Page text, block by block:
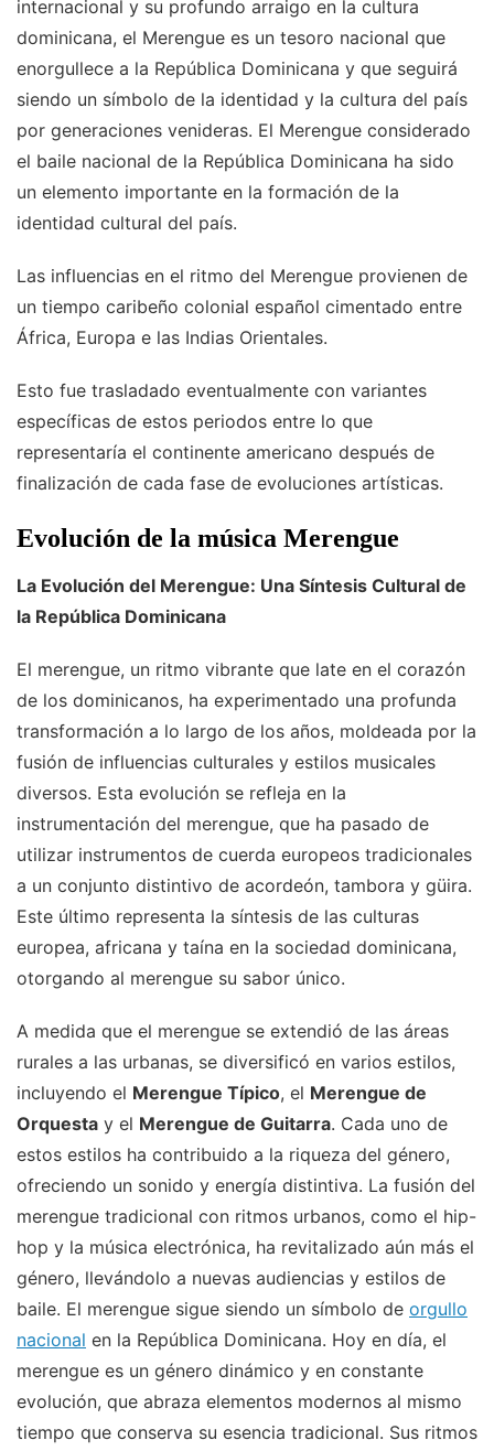
internacional y su profundo arraigo en la cultura
dominicana, el Merengue es un tesoro nacional que
enorgullece a la República Dominicana y que seguirá
siendo un símbolo de la identidad y la cultura del país
por generaciones venideras. El Merengue considerado
el baile nacional de la República Dominicana ha sido
un elemento importante en la formación de la
identidad cultural del país.
Las influencias en el ritmo del Merengue provienen de
un tiempo caribeño colonial español cimentado entre
África, Europa e las Indias Orientales.
Esto fue trasladado eventualmente con variantes
específicas de estos periodos entre lo que
representaría el continente americano después de
finalización de cada fase de evoluciones artísticas.
Evolución de la música Merengue
La Evolución del Merengue: Una Síntesis Cultural de
la República Dominicana
El merengue, un ritmo vibrante que late en el corazón
de los dominicanos, ha experimentado una profunda
transformación a lo largo de los años, moldeada por la
fusión de influencias culturales y estilos musicales
diversos. Esta evolución se refleja en la
instrumentación del merengue, que ha pasado de
utilizar instrumentos de cuerda europeos tradicionales
a un conjunto distintivo de acordeón, tambora y güira.
Este último representa la síntesis de las culturas
europea, africana y taína en la sociedad dominicana,
otorgando al merengue su sabor único.
A medida que el merengue se extendió de las áreas
rurales a las urbanas, se diversificó en varios estilos,
incluyendo el Merengue Típico, el Merengue de
Orquesta y el Merengue de Guitarra. Cada uno de
estos estilos ha contribuido a la riqueza del género,
ofreciendo un sonido y energía distintiva. La fusión del
merengue tradicional con ritmos urbanos, como el hip-
hop y la música electrónica, ha revitalizado aún más el
género, llevándolo a nuevas audiencias y estilos de
baile. El merengue sigue siendo un símbolo de orgullo
nacional en la República Dominicana. Hoy en día, el
merengue es un género dinámico y en constante
evolución, que abraza elementos modernos al mismo
tiempo que conserva su esencia tradicional. Sus ritmos